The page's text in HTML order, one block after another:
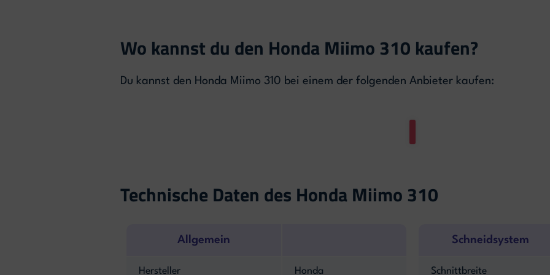
Wo kannst du den Honda Miimo 310 kaufen?
Du kannst den Honda Miimo 310 bei einem der folgenden Anbieter kaufen:
Technische Daten des Honda Miimo 310
Allgemein
Hersteller Honda
Schneidsystem
Schnittbreite